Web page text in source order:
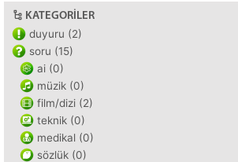
KATEGORILER
duyuru (2)
soru (15)
ai (0)
müzik (0)
film/dizi (2)
teknik (0)
medikal (0)
sözlük (0)